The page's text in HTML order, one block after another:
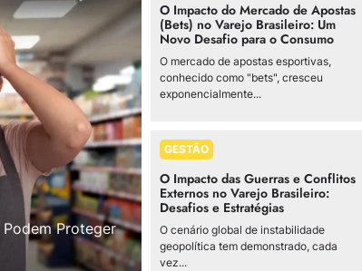
Proteger
O Impacto do Mercado de Apostas
(Bets) no Varejo Brasileiro: Um
Novo Desafio para o Consumo
O mercado de apostas esportivas,
conhecido como "bets", cresceu
exponencialmente...
GESTÃO
O Impacto das Guerras e Conflitos
Externos no Varejo Brasileiro:
Desafios e Estratégias
O cenário global de instabilidade
geopolítica tem demonstrado, cada
vez...